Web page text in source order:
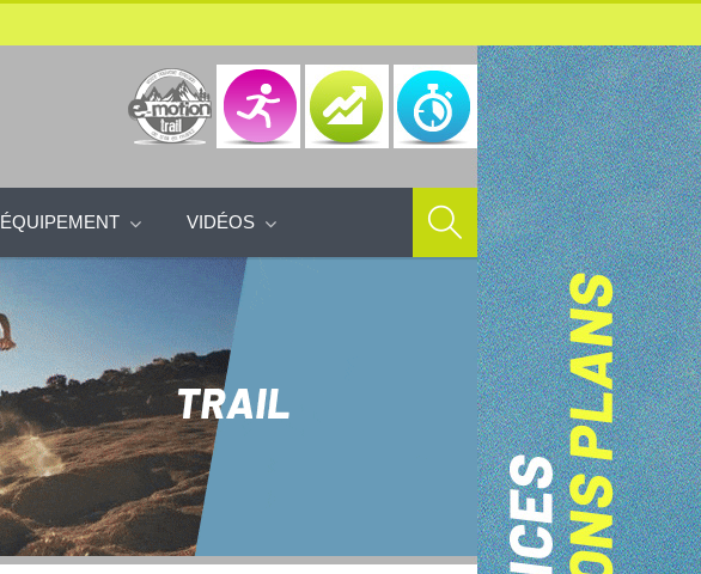
ÉQUIPEMENT VIDÉOS